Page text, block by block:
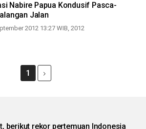
Nabire Papua Kondusif Pasca-
Jalan
2012 13:27 WIB, 2012
1
berikut rekor pertemuan Indonesia